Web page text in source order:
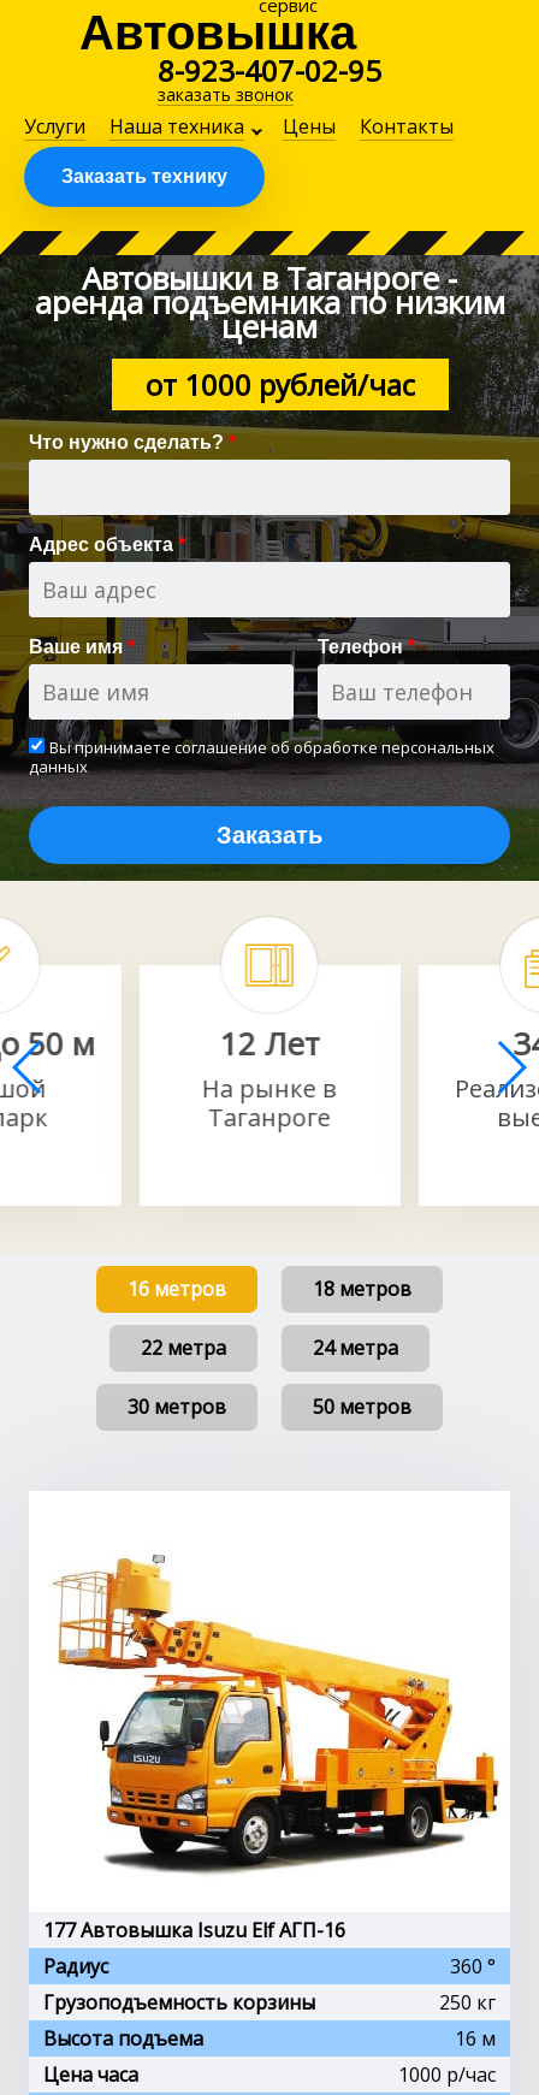
сервис
Автовышка
8-923-407-02-95
заказать звонок
Услуги Наша техника Цены Контакты
Заказать технику
Автовышки в Таганроге -
аренда подъемника по низким
ценам
от 1000 рублей/час
Что нужно сделать? *
Адрес объекта *
Ваше имя * Телефон*
Вы принимаете соглашение об обработке персональных
данных
Заказать
50 м 12 Лет
На рынке в
Таганроге
16 метров 18 метров
22 метра 24 метра
30 метров 50 метров
177 Автовышка Isuzu Elf АГП-16
Радиус
360 °
Грузоподъемность корзины
250 кг
Высота подъема
16 м
Цена часа
1000 p/час